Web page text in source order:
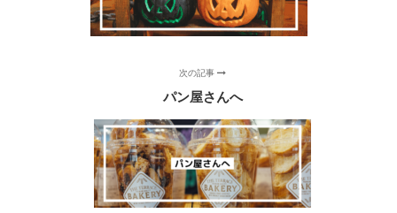
次の記事
パン屋さんへ